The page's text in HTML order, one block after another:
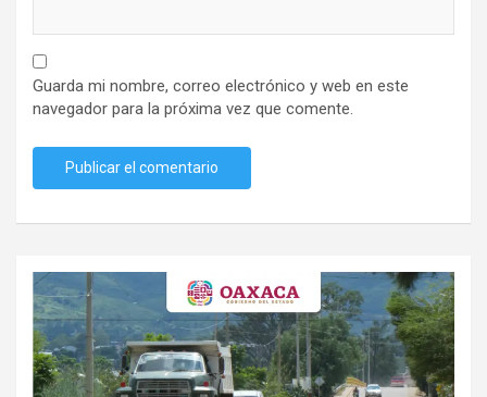
Guarda mi nombre, correo electrónico y web en este
navegador para la próxima vez que comente.